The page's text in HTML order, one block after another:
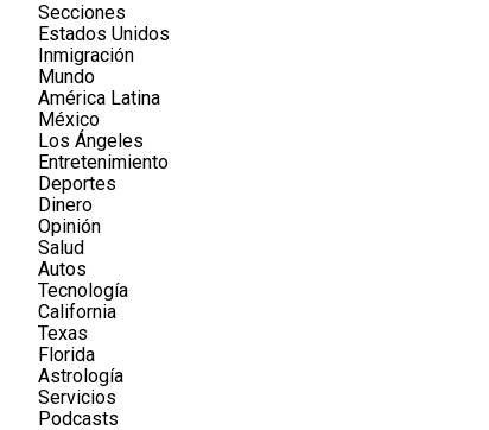
Secciones
Estados Unidos
Inmigración
Mundo
América Latina
México
Los Ángeles
Entretenimiento
Deportes
Dinero
Opinión
Salud
Autos
Tecnología
California
Texas
Florida
Astrología
Servicios
Podcasts